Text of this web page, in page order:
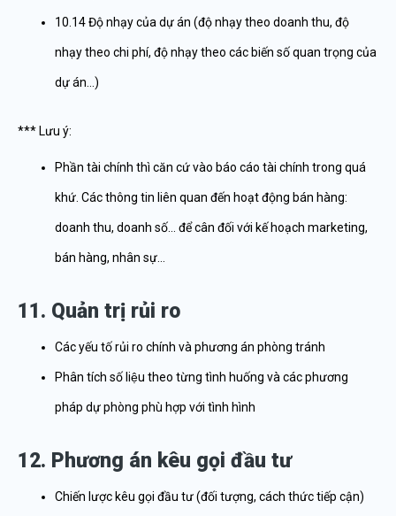
10.14 Độ nhạy của dự án (độ nhạy theo doanh thu, độ
nhạy theo chi phí, độ nhạy theo các biến số quan trọng của
dự án…)
*** Lưu ý:
Phần tài chính thì căn cứ vào báo cáo tài chính trong quá
khứ. Các thông tin liên quan đến hoạt động bán hàng:
doanh thu, doanh số… để cân đối với kế hoạch marketing,
bán hàng, nhân sự…
11. Quản trị rủi ro
Các yếu tố rủi ro chính và phương án phòng tránh
Phân tích số liệu theo từng tình huống và các phương
pháp dự phòng phù hợp với tình hình
12. Phương án kêu gọi đầu tư
Chiến lược kêu gọi đầu tư (đối tượng, cách thức tiếp cận)